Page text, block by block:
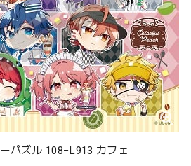
パズル 108−L913 カフェ